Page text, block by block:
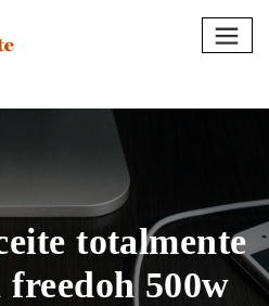
totalmente
500w